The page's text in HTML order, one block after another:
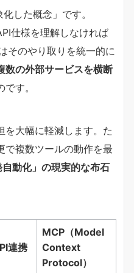
した概念」です。
仕様を理解しなければ
そのやり取りを統一的に
数の外部サービスを横断
です。
を大幅に軽減します。た
で複数ツールの動作を最
自動化」の現実的な布石
連携
MCP（Model
Context
Protocol）